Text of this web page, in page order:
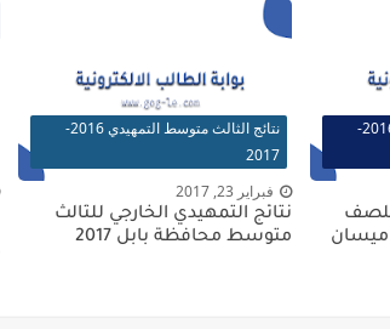
نتائج الثالث متوسط التمهيدي 2016-
للصف
ميسان
نتائج الثالث متوسط التمهيدي 2016-
2017
فبراير 23, 2017
نتائج التمهيدي الخارجي للثالث
متوسط محافظة بابل 2017